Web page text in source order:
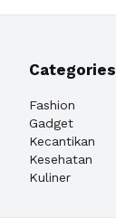
Categories
Fashion
Gadget
Kecantikan
Kesehatan
Kuliner